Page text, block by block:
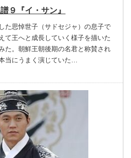
９『イ・サン』
た思悼世子（サドセジャ）の息子で
て王へと成長していく様子を描いた
た。朝鮮王朝後期の名君と称賛され
当にうまく演じていた…